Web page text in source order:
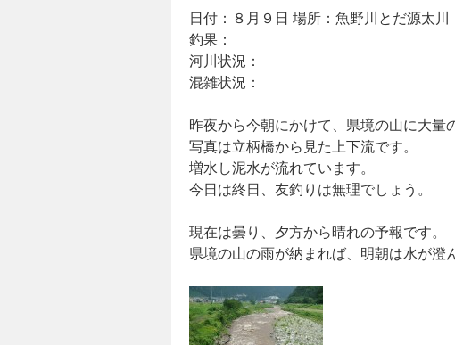
日付：８月９日 場所：魚野川とだ源太川
釣果：
河川状況：
混雑状況：
昨夜から今朝にかけて、県境の山に大量
写真は立柄橋から見た上下流です。
増水し泥水が流れています。
今日は終日、友釣りは無理でしょう。
現在は曇り、夕方から晴れの予報です。
県境の山の雨が納まれば、明朝は水が澄